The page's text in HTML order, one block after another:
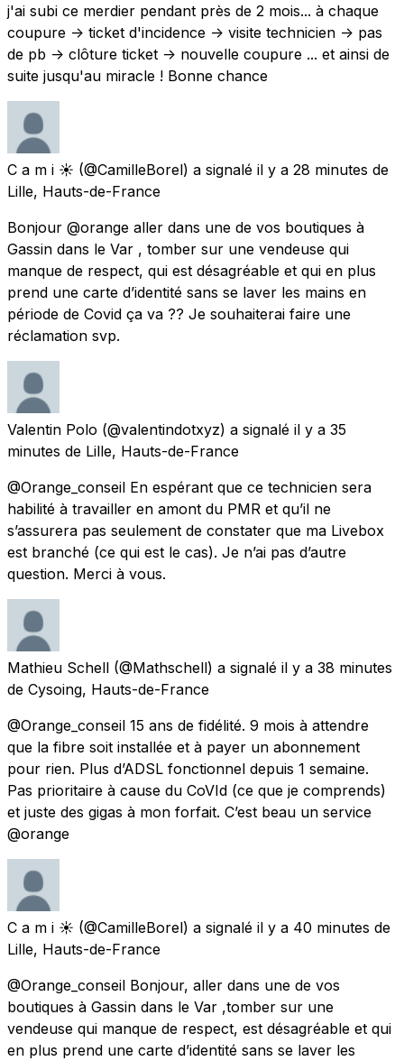
j'ai subi ce merdier pendant près de 2 mois... à chaque
coupure -> ticket d'incidence -> visite technicien -> pas
de pb -> clôture ticket -> nouvelle coupure ... et ainsi de
suite jusqu'au miracle ! Bonne chance
C a m i ☀️ (@CamilleBorel) a signalé il y a 28 minutes de
Lille, Hauts-de-France
Bonjour @orange aller dans une de vos boutiques à
Gassin dans le Var , tomber sur une vendeuse qui
manque de respect, qui est désagréable et qui en plus
prend une carte d’identité sans se laver les mains en
période de Covid ça va ?? Je souhaiterai faire une
réclamation svp.
Valentin Polo (@valentindotxyz) a signalé il y a 35
minutes de Lille, Hauts-de-France
@Orange_conseil En espérant que ce technicien sera
habilité à travailler en amont du PMR et qu’il ne
s’assurera pas seulement de constater que ma Livebox
est branché (ce qui est le cas). Je n’ai pas d’autre
question. Merci à vous.
Mathieu Schell (@Mathschell) a signalé il y a 38 minutes
de Cysoing, Hauts-de-France
@Orange_conseil 15 ans de fidélité. 9 mois à attendre
que la fibre soit installée et à payer un abonnement
pour rien. Plus d’ADSL fonctionnel depuis 1 semaine.
Pas prioritaire à cause du CoVId (ce que je comprends)
et juste des gigas à mon forfait. C’est beau un service
@orange
C a m i ☀️ (@CamilleBorel) a signalé il y a 40 minutes de
Lille, Hauts-de-France
@Orange_conseil Bonjour, aller dans une de vos
boutiques à Gassin dans le Var ,tomber sur une
vendeuse qui manque de respect, est désagréable et qui
en plus prend une carte d’identité sans se laver les